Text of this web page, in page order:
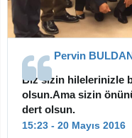
Pervin
Biz sizin hilelerinizle
olsun.Ama sizin
dert olsun.
15:23 - 20 Mayıs 2016